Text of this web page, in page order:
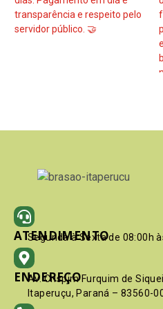
ATENDIMENTO
Segunda à Sexta de 08:00h
ENDEREÇO
Av. Crispim Furquim de
Itaperuçu, Paraná – 83560-